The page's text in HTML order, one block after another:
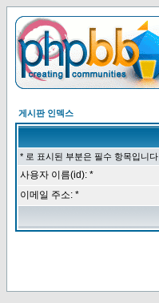
게시판 인덱스
* 로 표시된 부분은 필수 항목입니다
사용자 이름(id): *
이메일 주소: *